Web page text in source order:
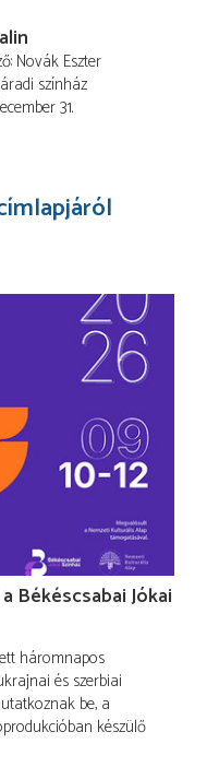
Novák Eszter
színház
31.
Békéscsabai Jókai
háromnapos
és szerbiai
be, a
készülő